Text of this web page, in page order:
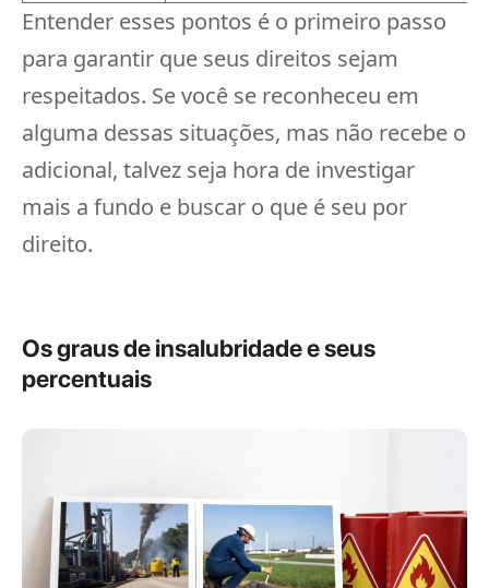
Entender esses pontos é o primeiro passo
para garantir que seus direitos sejam
respeitados. Se você se reconheceu em
alguma dessas situações, mas não recebe o
adicional, talvez seja hora de investigar
mais a fundo e buscar o que é seu por
direito.
Os graus de insalubridade e seus
percentuais